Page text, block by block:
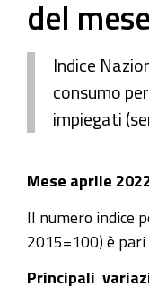
del
Indice
consumo
impiegati
Mese aprile
Il numero indice
2015=100) è pari
Principali